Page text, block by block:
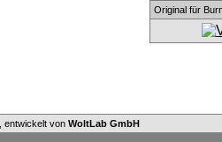
Original für
, entwickelt von WoltLab GmbH